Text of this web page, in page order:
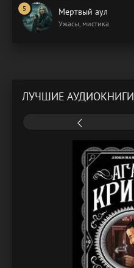
Мертвый аул
Ужасы, мистика
ЛУЧШИЕ АУДИОКНИГИ